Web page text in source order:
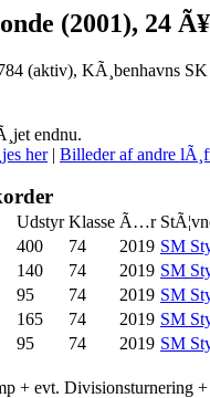
(2001), 24
(aktiv), KÃ¸benhavns SK
endnu.
her| Billeder af andre
Udstyr Klasse Ã…r
400 74 2019 SM
140 74 2019 SM
95 74 2019 SM
165 74 2019 SM
95 74 2019 SM
+ evt. Divisionsturnering